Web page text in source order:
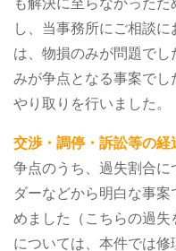
も解決に至らなかった
し、当事務所にご相談に
は、物損のみが問題で
みが争点となる事案でし
やり取りを行いました。
交渉・調停・訴訟等の経
争点のうち、過失割合
ダーなどから明白な事
めました（こちらの過失
については、本件では